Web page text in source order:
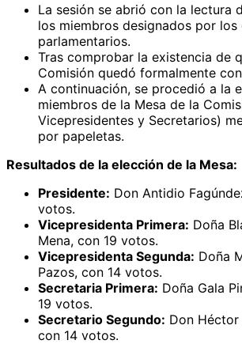
La sesión se abrió con la lectura
los miembros designados por los
parlamentarios.
Tras comprobar la existencia de
Comisión quedó formalmente
A continuación, se procedió a la
miembros de la Mesa de la
Vicepresidentes y Secretarios)
por papeletas.
Resultados de la elección de la Mesa:
Presidente: Don Antidio
votos.
Vicepresidenta Primera: Doña
Mena, con 19 votos.
Vicepresidenta Segunda: Doña
Pazos, con 14 votos.
Secretaria Primera: Doña Gala
19 votos.
Secretario Segundo: Don Héctor
con 14 votos.